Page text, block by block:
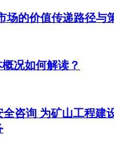
场的价值传递路径与
况如何解读？
全咨询 为矿山工程建